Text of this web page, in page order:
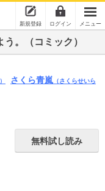
新規登録 ログイン メニュー
。（コミック）
さくら青嵐 （さくらせいら
無料試し読み